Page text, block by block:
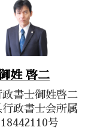
姓 啓二
政書士御姓啓二
政書士会所属
号